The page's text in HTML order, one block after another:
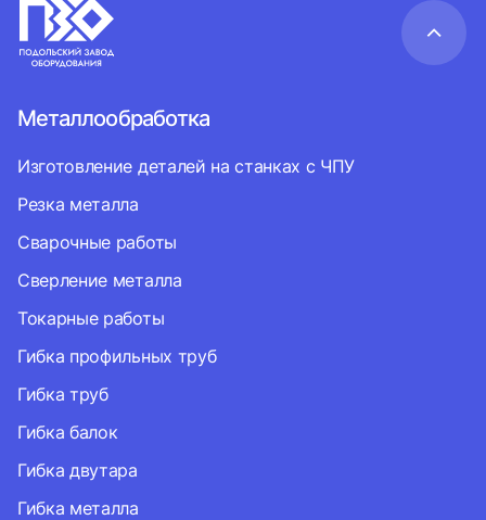
Металлообработка
Изготовление деталей на станках с ЧПУ
Резка металла
Сварочные работы
Сверление металла
Токарные работы
Гибка профильных труб
Гибка труб
Гибка балок
Гибка двутара
Гибка металла